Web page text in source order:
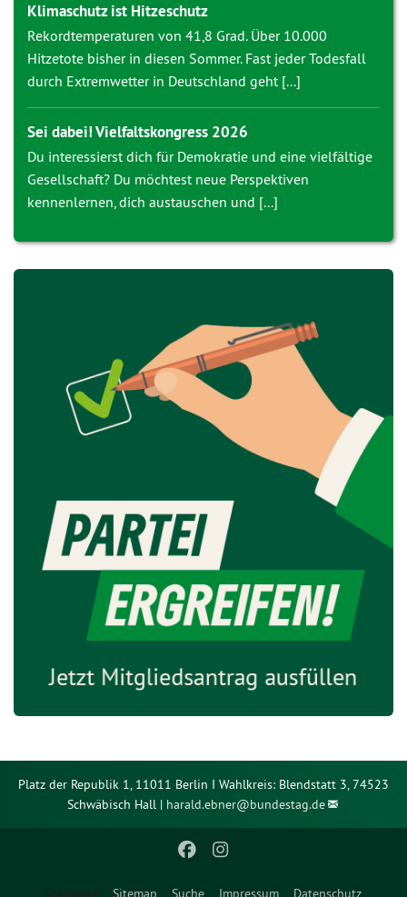
Startseite Sitemap Suche Impressum Datenschutz
Klimaschutz ist Hitzeschutz
Rekordtemperaturen von 41,8 Grad. Über 10.000
Hitzetote bisher in diesen Sommer. Fast jeder Todesfall
durch Extremwetter in Deutschland geht [...]
Sei dabei! Vielfaltskongress 2026
Du interessierst dich für Demokratie und eine vielfältige
Gesellschaft? Du möchtest neue Perspektiven
kennenlernen, dich austauschen und [...]
Platz der Republik 1, 11011 Berlin I Wahlkreis: Blendstatt 3, 74523
Schwäbisch Hall | harald.ebner@bundestag.de